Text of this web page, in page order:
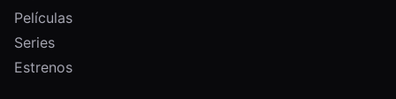
Películas
Series
Estrenos